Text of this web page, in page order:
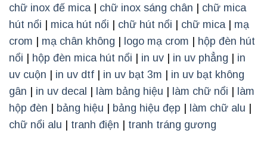
chữ inox đế mica | chữ inox sáng chân | chữ mica
hút nổi | mica hút nổi | chữ hút nổi | chữ mica | mạ
crom | mạ chân không | logo mạ crom | hộp đèn hút
nổi | hộp đèn mica hút nổi | in uv | in uv phẳng | in
uv cuộn | in uv dtf | in uv bạt 3m | in uv bạt không
gân | in uv decal | làm bảng hiệu | làm chữ nổi | làm
hộp đèn | bảng hiệu | bảng hiệu đẹp | làm chữ alu |
chữ nổi alu | tranh điện | tranh tráng gương